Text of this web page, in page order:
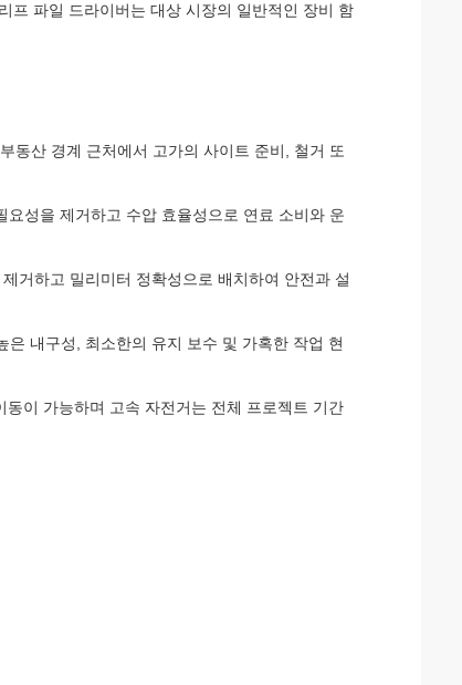
프 파일 드라이버는 대상 시장의 일반적인 장비 함
동산 경계 근처에서 고가의 사이트 준비, 철거 또
성을 제거하고 수압 효율성으로 연료 소비와 운
거하고 밀리미터 정확성으로 배치하여 안전과 설
은 내구성, 최소한의 유지 보수 및 가혹한 작업 현
이 가능하며 고속 자전거는 전체 프로젝트 기간